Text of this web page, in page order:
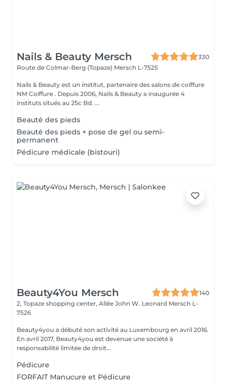
Nails & Beauty Mersch
330
Route de Colmar-Berg (Topaze) Mersch L-7525
Nails & Beauty est un institut, partenaire des salons de coiffure
NM Coiffure . Depuis 2006, Nails & Beauty a inaugurée 4
instituts situés au 25c Bd. ...
Beauté des pieds
Beauté des pieds + pose de gel ou semi-
permanent
Pédicure médicale (bistouri)
Beauty4You Mersch
140
2, Topaze shopping center, Allée John W. Leonard Mersch L-
7526
Beauty4you a débuté son activité au Luxembourg en avril 2016.
En avril 2017, Beauty4you est devenue une société à
responsabilité limitée de droit...
Pédicure
FORFAIT Manucure et Pédicure